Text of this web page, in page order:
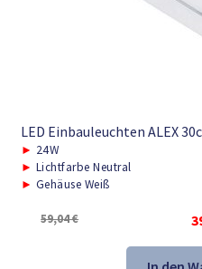
LED Einbauleuchten ALEX
► 24W
► Lichtfarbe Neutral
► Gehäuse Weiß
59,04€